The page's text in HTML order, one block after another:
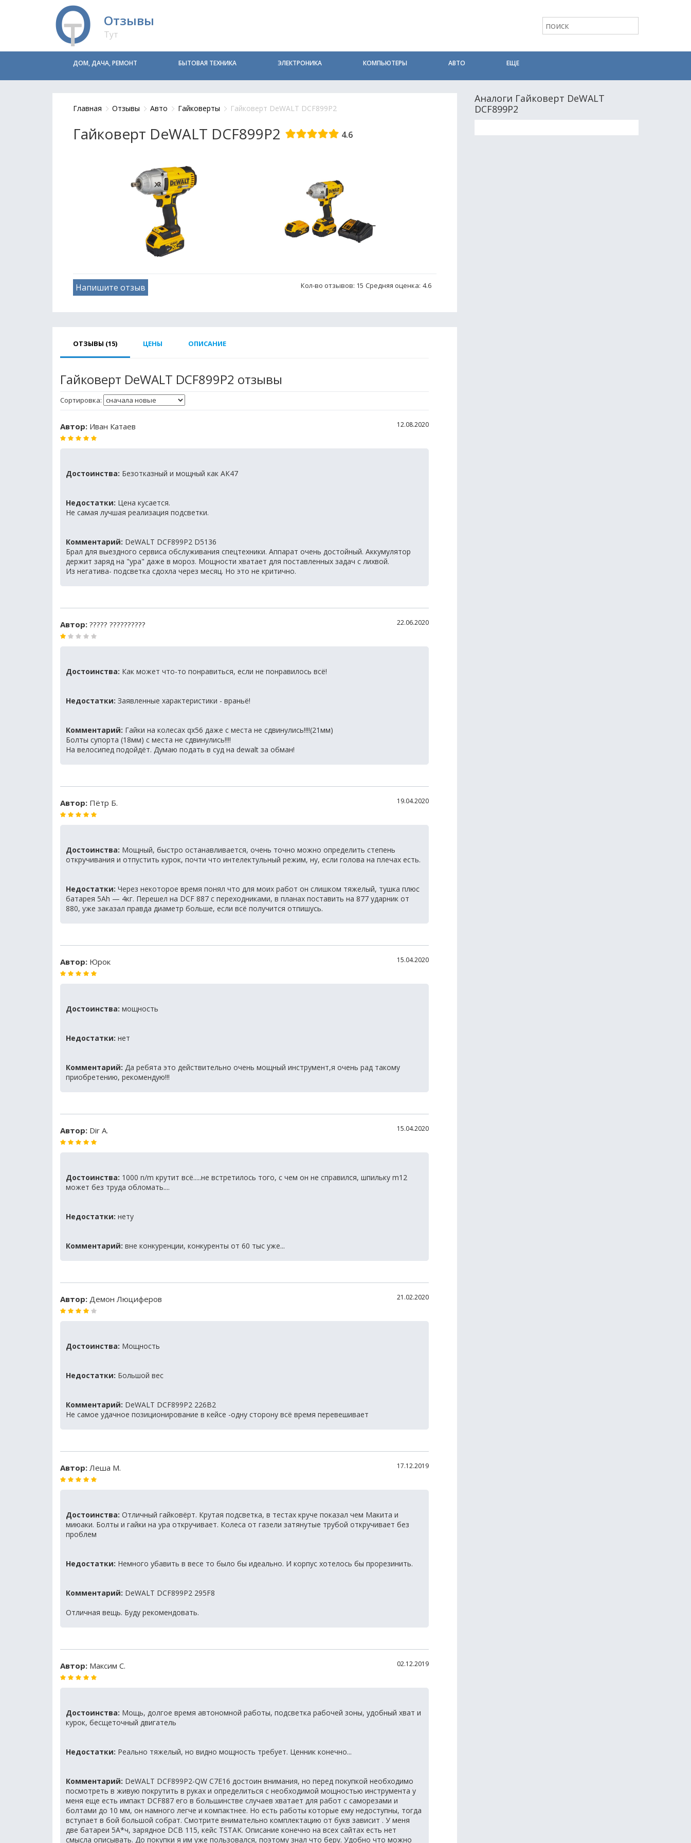
Отзывы
Тут
ДОМ, ДАЧА, РЕМОНТ БЫТОВАЯ ТЕХНИКА ЭЛЕКТРОНИКА КОМПЬЮТЕРЫ АВТО ЕЩЕ
Главная Отзывы Авто Гайковерты Гайковерт DeWALT DCF899P2
Гайковерт DeWALT DCF899P2 4.6
Кол-во отзывов: 15 Средняя оценка: 4.6
Напишите отзыв
ОТЗЫВЫ (15) ЦЕНЫ ОПИСАНИЕ
Гайковерт DeWALT DCF899P2 отзывы
Сортировка:
Автор: Иван Катаев 12.08.2020
Достоинства: Безотказный и мощный как АК47
Недостатки: Цена кусается.
Не самая лучшая реализация подсветки.
Комментарий: DeWALT DCF899P2 D5136
Брал для выездного сервиса обслуживания спецтехники. Аппарат очень достойный. Аккумулятор
держит заряд на "ура" даже в мороз. Мощности хватает для поставленных задач с лихвой.
Из негатива- подсветка сдохла через месяц. Но это не критично.
Автор: ????? ?????????? 22.06.2020
Достоинства: Как может что-то понравиться, если не понравилось всё!
Недостатки: Заявленные характеристики - враньё!
Комментарий: Гайки на колесах qx56 даже с места не сдвинулись!!!!(21мм)
Болты супорта (18мм) с места не сдвинулись!!!!
На велосипед подойдёт. Думаю подать в суд на dewalt за обман!
Автор: Пётр Б. 19.04.2020
Достоинства: Мощный, быстро останавливается, очень точно можно определить степень
откручивания и отпустить курок, почти что интелектульный режим, ну, если голова на плечах есть.
Недостатки: Через некоторое время понял что для моих работ он слишком тяжелый, тушка плюс
батарея 5Ah — 4кг. Перешел на DCF 887 с переходниками, в планах поставить на 877 ударник от
880, уже заказал правда диаметр больше, если всё получится отпишусь.
Автор: Юрок 15.04.2020
Достоинства: мощность
Недостатки: нет
Комментарий: Да ребята это действительно очень мощный инструмент,я очень рад такому
приобретению, рекомендую!!!
Автор: Dir A. 15.04.2020
Достоинства: 1000 n/m крутит всё.....не встретилось того, с чем он не справился, шпильку m12
может без труда обломать....
Недостатки: нету
Комментарий: вне конкуренции, конкуренты от 60 тыс уже...
Автор: Демон Люциферов 21.02.2020
Достоинства: Мощность
Недостатки: Большой вес
Комментарий: DeWALT DCF899P2 226B2
Не самое удачное позиционирование в кейсе -одну сторону всё время перевешивает
Автор: Леша М. 17.12.2019
Достоинства: Отличный гайковёрт. Крутая подсветка, в тестах круче показал чем Макита и
миюаки. Болты и гайки на ура откручивает. Колеса от газели затянутые трубой откручивает без
проблем
Недостатки: Немного убавить в весе то было бы идеально. И корпус хотелось бы прорезинить.
Комментарий: DeWALT DCF899P2 295F8
Отличная вещь. Буду рекомендовать.
Автор: Максим С. 02.12.2019
Достоинства: Мощь, долгое время автономной работы, подсветка рабочей зоны, удобный хват и
курок, бесщеточный двигатель
Недостатки: Реально тяжелый, но видно мощность требует. Ценник конечно...
Комментарий: DeWALT DCF899P2-QW C7E16 достоин внимания, но перед покупкой необходимо
посмотреть в живую покрутить в руках и определиться с необходимой мощностью инструмента у
меня еще есть импакт DCF887 его в большинстве случаев хватает для работ с саморезами и
болтами до 10 мм, он намного легче и компактнее. Но есть работы которые ему недоступны, тогда
вступает в бой большой собрат. Смотрите внимательно комплектацию от букв зависит . У меня
две батареи 5А*ч, зарядное DCB 115, кейс TSTAK. Описание конечно на всех сайтах есть нет
смысла описывать. До покупки я им уже пользовался, поэтому знал что беру. Удобно что можно
Аналоги Гайковерт DeWALT
DCF899P2